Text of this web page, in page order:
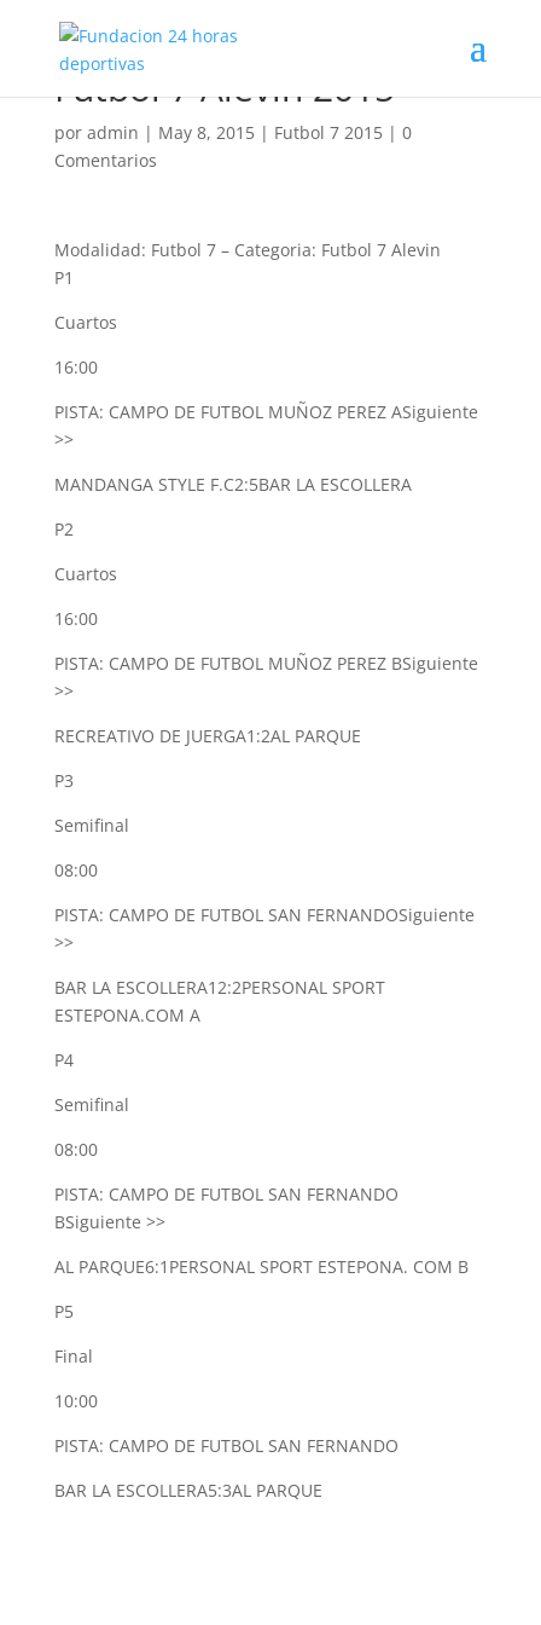
Futbol 7 Alevin 2015
por admin | May 8, 2015| Futbol 7 2015| 0
Comentarios
Modalidad: Futbol 7– Categoria: Futbol 7 Alevin
P1
Cuartos
16:00
PISTA: CAMPO DE FUTBOL MUÑOZ PEREZ ASiguiente
>>
MANDANGA STYLE F.C2:5BAR LA ESCOLLERA
P2
Cuartos
16:00
PISTA: CAMPO DE FUTBOL MUÑOZ PEREZ BSiguiente
>>
RECREATIVO DE JUERGA1:2AL PARQUE
P3
Semifinal
08:00
PISTA: CAMPO DE FUTBOL SAN FERNANDOSiguiente
>>
BAR LA ESCOLLERA12:2PERSONAL SPORT
ESTEPONA.COM A
P4
Semifinal
08:00
PISTA: CAMPO DE FUTBOL SAN FERNANDO
BSiguiente >>
AL PARQUE6:1 PERSONAL SPORT ESTEPONA. COM B
P5
Final
10:00
PISTA: CAMPO DE FUTBOL SAN FERNANDO
BAR LA ESCOLLERA5:3AL PARQUE